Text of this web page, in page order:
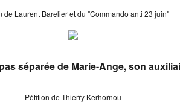
de Laurent Barelier et du "Commando anti 23 juin"
séparée de Marie-Ange, son
Pétition de Thierry Kerhornou